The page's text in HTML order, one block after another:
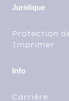
Juridique
Protection
Imprimer
Info
Carrière